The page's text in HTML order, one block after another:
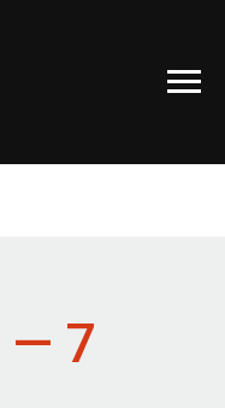
— 7